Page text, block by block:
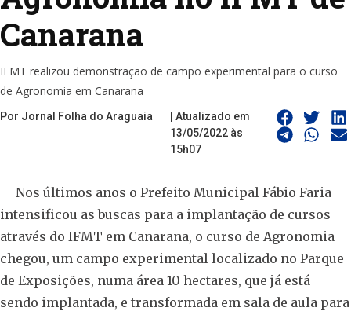
Canarana
IFMT realizou demonstração de campo experimental para o curso
de Agronomia em Canarana
Por Jornal Folha do Araguaia
| Atualizado em
13/05/2022 às
15h07
Nos últimos anos o Prefeito Municipal Fábio Faria
intensificou as buscas para a implantação de cursos
através do IFMT em Canarana, o curso de Agronomia
chegou, um campo experimental localizado no Parque
de Exposições, numa área 10 hectares, que já está
sendo implantada, e transformada em sala de aula para